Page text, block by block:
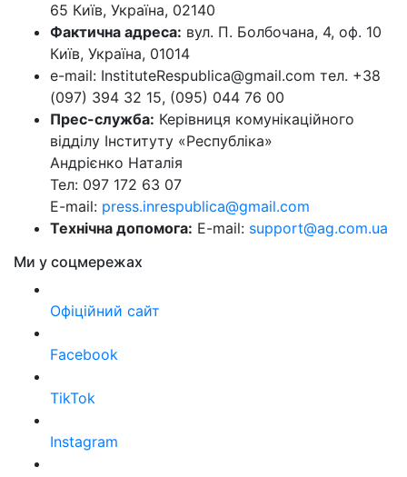
65 Київ, Україна, 02140
Фактична адреса: вул. П. Болбочана, 4, оф. 10
Київ, Україна, 01014
e-mail: InstituteRespublica@gmail.com тел. +38
(097) 394 32 15, (095) 044 76 00
Прес-служба: Керівниця комунікаційного
відділу Інституту «Республіка»
Андрієнко Наталія
Тел: 097 172 63 07
E-mail: press.inrespublica@gmail.com
Технічна допомога: E-mail: support@ag.com.ua
Ми у соцмережах
Офіційний сайт
Facebook
TikTok
Instagram